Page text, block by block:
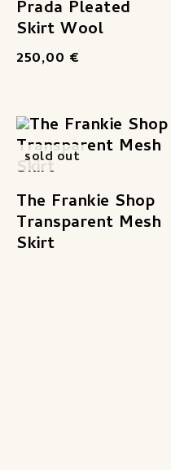
Prada Pleated
Skirt Wool
250,00 €
sold out
The Frankie Shop
Transparent Mesh
Skirt